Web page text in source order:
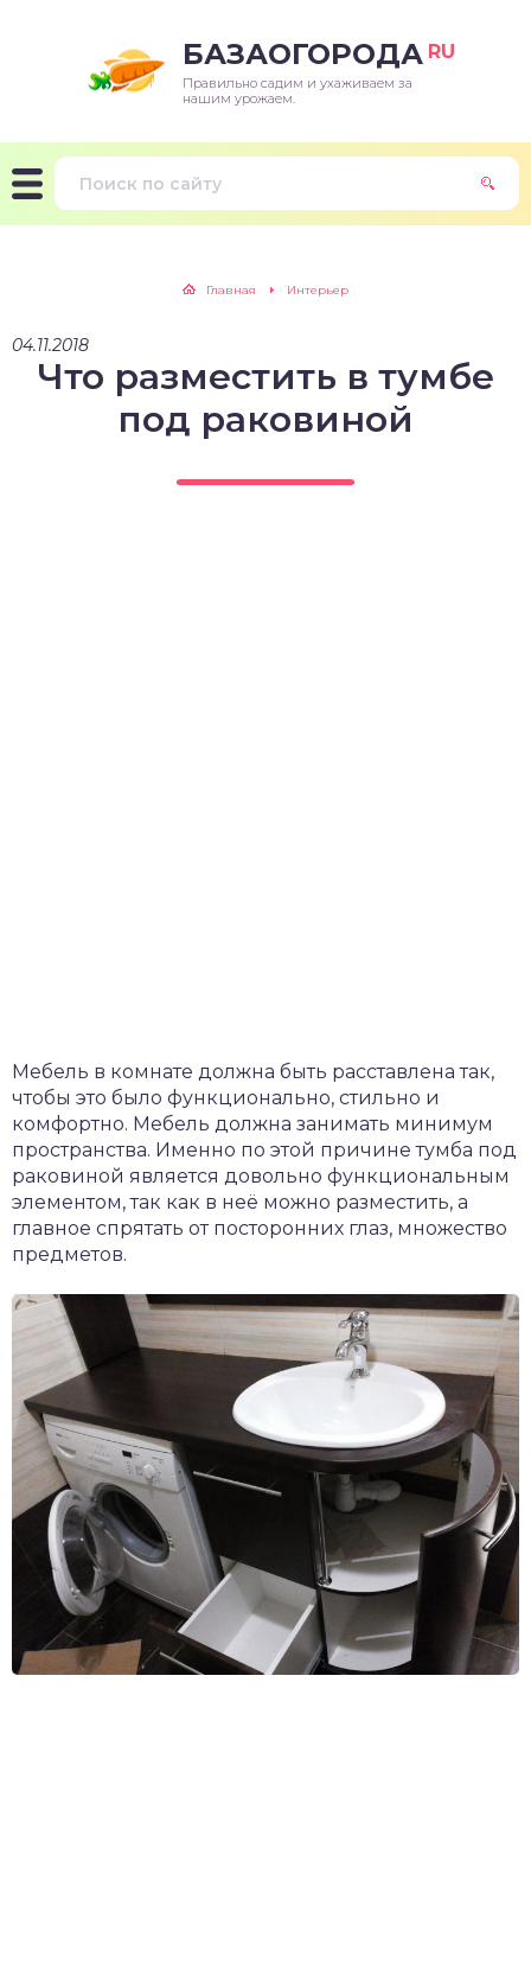
БАЗАОГОРОДА RU
Правильно садим и ухаживаем за
нашим урожаем.
Главная Интерьер
04.11.2018
Что разместить в тумбе
под раковиной
Мебель в комнате должна быть расставлена так,
чтобы это было функционально, стильно и
комфортно. Мебель должна занимать минимум
пространства. Именно по этой причине тумба под
раковиной является довольно функциональным
элементом, так как в неё можно разместить, а
главное спрятать от посторонних глаз, множество
предметов.